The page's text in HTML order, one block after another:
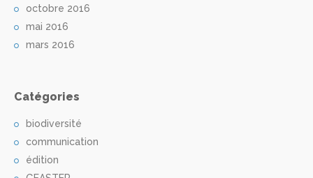
octobre 2016
mai 2016
mars 2016
Catégories
biodiversité
communication
édition